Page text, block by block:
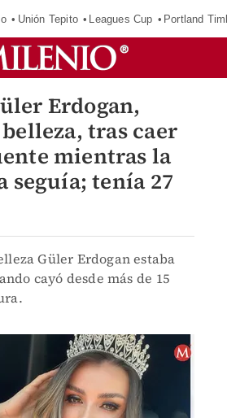
Unión Tepito Leagues Cup Portland
Erdogan,
tras caer
mientras la
seguía; tenía 27
Güler Erdogan estaba
cayó desde más de 15